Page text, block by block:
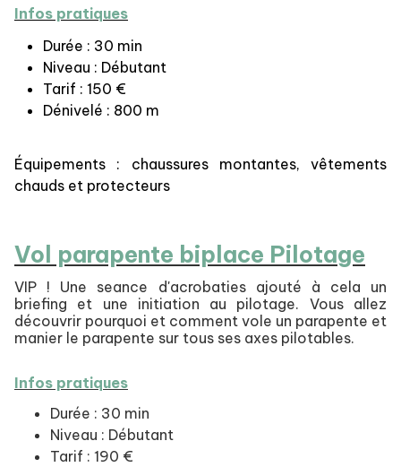
Infos pratiques
Durée : 30 min
Niveau : Débutant
Tarif : 150 €
Dénivelé : 800 m
Équipements : chaussures montantes, vêtements
chauds et protecteurs
Vol parapente biplace Pilotage
VIP ! Une seance d'acrobaties ajouté à cela un
briefing et une initiation au pilotage. Vous allez
découvrir pourquoi et comment vole un parapente et
manier le parapente sur tous ses axes pilotables.
Infos pratiques
Durée : 30 min
Niveau : Débutant
Tarif : 190 €